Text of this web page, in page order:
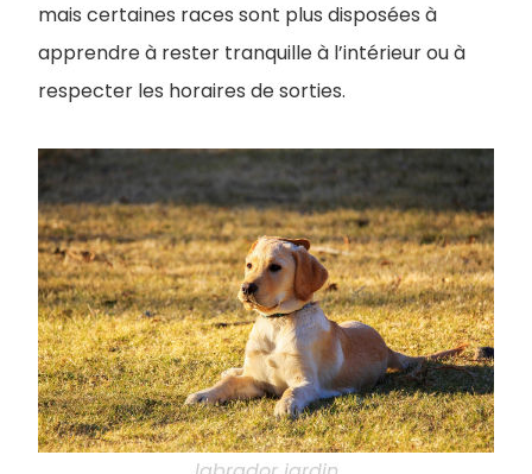
mais certaines races sont plus disposées à
apprendre à rester tranquille à l’intérieur ou à
respecter les horaires de sorties.